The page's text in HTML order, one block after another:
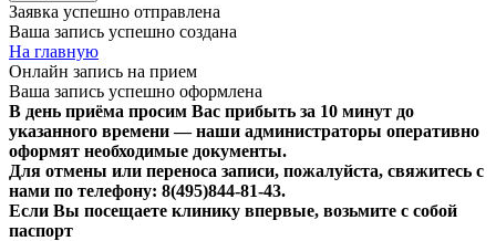
Заявка успешно отправлена
Ваша запись успешно создана
На главную
Онлайн запись на прием
Ваша запись успешно оформлена
В день приёма просим Вас прибыть за 10 минут до
указанного времени — наши администраторы оперативно
оформят необходимые документы.
Для отмены или переноса записи, пожалуйста, свяжитесь с
нами по телефону: 8(495)844‑81‑43.
Если Вы посещаете клинику впервые, возьмите с собой
паспорт